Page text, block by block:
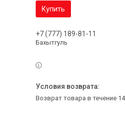
Купить
+7 (777) 189-81-11
Бахытгуль
возврат товара в течение